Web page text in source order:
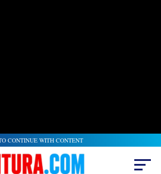
CONTINUE WITH CONTENT